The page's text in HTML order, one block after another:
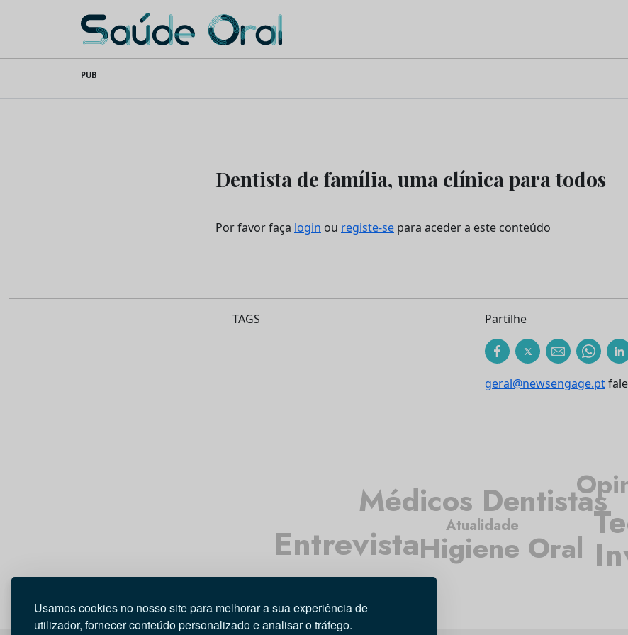
Usamos cookies no nosso site para melhorar a sua experiência de
utilizador, fornecer conteúdo personalizado e analisar o tráfego.
content
Saúde Oral
PUB
Dentista de família, uma clínica para todos
Por favor faça login ou registe-se para aceder a este conteúdo
TAGS Partilhe
geral@newsengage.pt
Atualidade
Médicos Dentistas
Higiene Oral
Entrevista